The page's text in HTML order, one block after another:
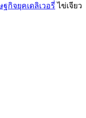
ฐกิจยุคเดลิเวอรี่ ไข่เจียว